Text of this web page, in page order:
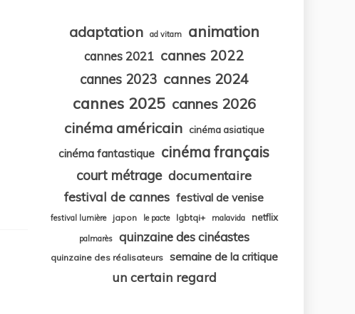
adaptation ad vitam animation
cannes 2021 cannes 2022
cannes 2023 cannes 2024
cannes 2025 cannes 2026
cinéma américain
cinéma asiatique
cinéma fantastique cinéma français
court métrage documentaire
festival de cannes festival de venise
festival lumière japon le pacte lgbtqi+ malavida netflix
palmarès quinzaine des cinéastes
quinzaine des réalisateurs semaine de la critique
un certain regard